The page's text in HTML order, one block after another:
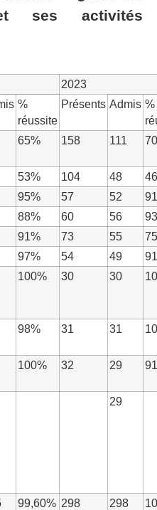
et ses activités
2023
%
réussite
Présents Admis %
65% 158 111
53% 104 48
95% 57 52
88% 60 56
91% 73 55
97% 54 49
100% 30 30
98% 31 31
100% 32 29
29
99,60% 298 298